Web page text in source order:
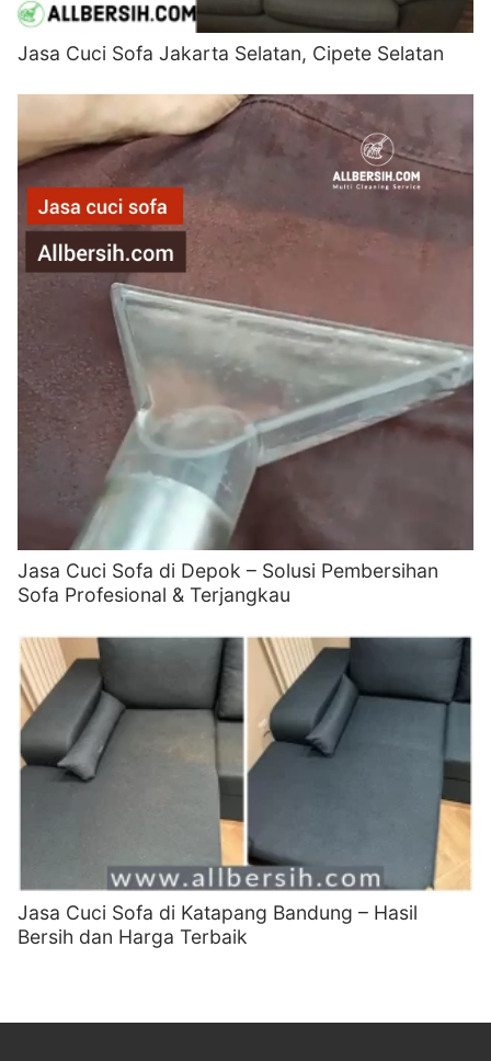
Jasa Cuci Sofa Jakarta Selatan, Cipete Selatan
Jasa Cuci Sofa di Depok – Solusi Pembersihan
Sofa Profesional & Terjangkau
Jasa Cuci Sofa di Katapang Bandung – Hasil
Bersih dan Harga Terbaik